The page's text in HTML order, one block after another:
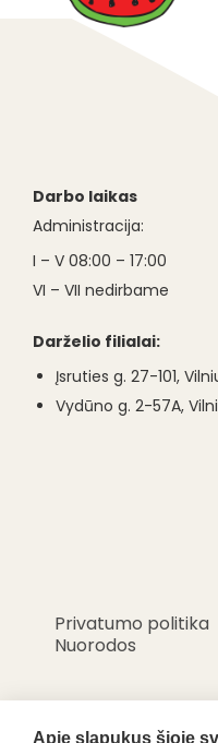
Darbo
I – V 08:00 –
VI – VII
Darželio filialai:
Įsruties g. 27-101,
Vydūno g. 2-57A,
Privatumo politika
Nuorodos
Apie slapukus šioje